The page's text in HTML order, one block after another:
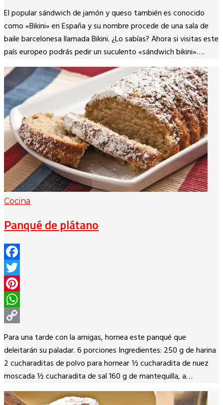
Copy
Link
El popular sándwich de jamón y queso también es conocido
como «Bikini» en España y su nombre procede de una sala de
baile barcelonesa llamada Bikini. ¿Lo sabías? Ahora si visitas este
país europeo podrás pedir un suculento «sándwich bikini»….
Cocina
Panqué de plátano
Facebook
Twitter
Pinterest
WhatsApp
Copy
Link
Para una tarde con la amigas, hornea este panqué que
deleitarán su paladar. 6 porciones Ingredientes: 250 g de harina
2 cucharaditas de polvo para hornear ½ cucharadita de nuez
moscada ½ cucharadita de sal 160 g de mantequilla, a…